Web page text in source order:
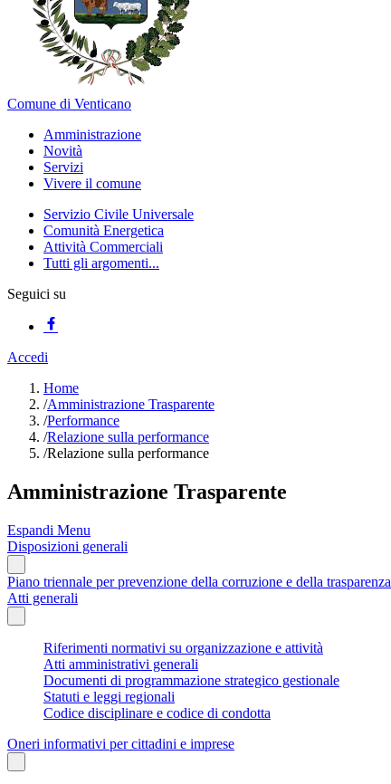
Comune di Venticano
Amministrazione
Novità
Servizi
Vivere il comune
Servizio Civile Universale
Comunità Energetica
Attività Commerciali
Tutti gli argomenti...
Seguici su
Accedi
Home
/Amministrazione Trasparente
/Performance
/Relazione sulla performance
/Relazione sulla performance
Amministrazione Trasparente
Espandi Menu
Disposizioni generali
Piano triennale per prevenzione della corruzione e della trasparenza
Atti generali
Riferimenti normativi su organizzazione e attività
Atti amministrativi generali
Documenti di programmazione strategico gestionale
Statuti e leggi regionali
Codice disciplinare e codice di condotta
Oneri informativi per cittadini e imprese